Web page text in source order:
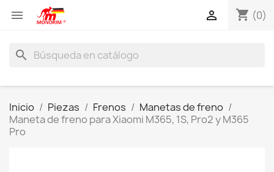
 shopping_cart (0)

search
Inicio Piezas Frenos
Manetas de freno
Maneta de freno para Xiaomi M365, 1S, Pro2 y M365
Pro